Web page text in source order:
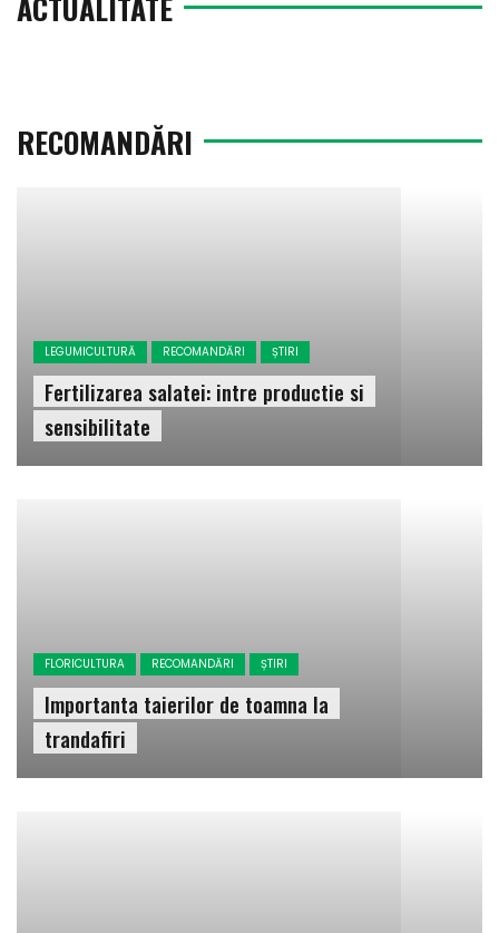
RECOMANDĂRI
LEGUMICULTURĂ RECOMANDĂRI ȘTIRI
Fertilizarea salatei: intre productie si
sensibilitate
FLORICULTURA RECOMANDĂRI ȘTIRI
Importanta taierilor de toamna la
trandafiri